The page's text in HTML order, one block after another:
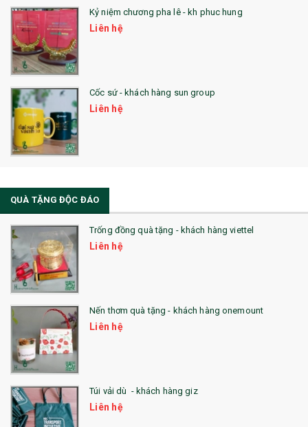
Kỷ niệm chương pha lê - kh phuc hung
Liên hệ
Cốc sứ - khách hàng sun group
Liên hệ
QUÀ TẶNG ĐỘC ĐÁO
Trống đồng quà tặng - khách hàng viettel
Liên hệ
Nến thơm quà tặng - khách hàng onemount
Liên hệ
Túi vải dù - khách hàng giz
Liên hệ